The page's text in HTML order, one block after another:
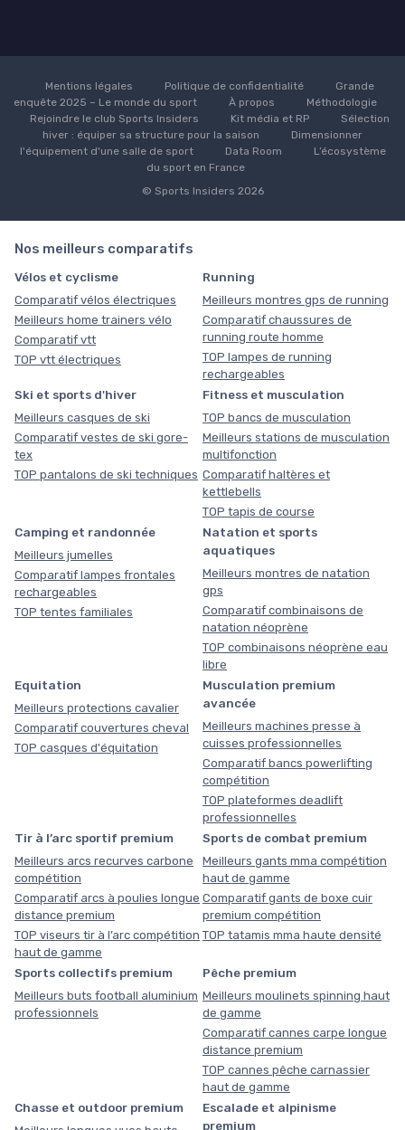
Mentions légales Politique de confidentialité
Grande
enquête 2025 – Le monde du sport
À propos
Méthodologie
Rejoindre le club Sports Insiders
Kit média et RP
Sélection
hiver : équiper sa structure pour la saison
Dimensionner
l'équipement d'une salle de sport
Data Room
L’écosystème
du sport en France
© Sports Insiders 2026
Nos meilleurs comparatifs
Vélos et cyclisme
Comparatif vélos électriques
Meilleurs home trainers vélo
Comparatif vtt
TOP vtt électriques
Running
Meilleurs montres gps de running
Comparatif chaussures de
running route homme
TOP lampes de running
rechargeables
Ski et sports d'hiver
Meilleurs casques de ski
Comparatif vestes de ski gore-
tex
TOP pantalons de ski techniques
Fitness et musculation
TOP bancs de musculation
Meilleurs stations de musculation
multifonction
Comparatif haltères et
kettlebells
TOP tapis de course
Camping et randonnée
Meilleurs jumelles
Comparatif lampes frontales
rechargeables
TOP tentes familiales
Natation et sports
aquatiques
Meilleurs montres de natation
gps
Comparatif combinaisons de
natation néoprène
TOP combinaisons néoprène eau
libre
Equitation
Meilleurs protections cavalier
Comparatif couvertures cheval
TOP casques d'équitation
Musculation premium
avancée
Meilleurs machines presse à
cuisses professionnelles
Comparatif bancs powerlifting
compétition
TOP plateformes deadlift
professionnelles
Tir à l’arc sportif premium
Meilleurs arcs recurves carbone
compétition
Comparatif arcs à poulies longue
distance premium
TOP viseurs tir à l’arc compétition
haut de gamme
Sports de combat premium
Meilleurs gants mma compétition
haut de gamme
Comparatif gants de boxe cuir
premium compétition
TOP tatamis mma haute densité
Sports collectifs premium
Meilleurs buts football aluminium
professionnels
Pêche premium
Meilleurs moulinets spinning haut
de gamme
Comparatif cannes carpe longue
distance premium
TOP cannes pêche carnassier
haut de gamme
Chasse et outdoor premium
Escalade et alpinisme
premium